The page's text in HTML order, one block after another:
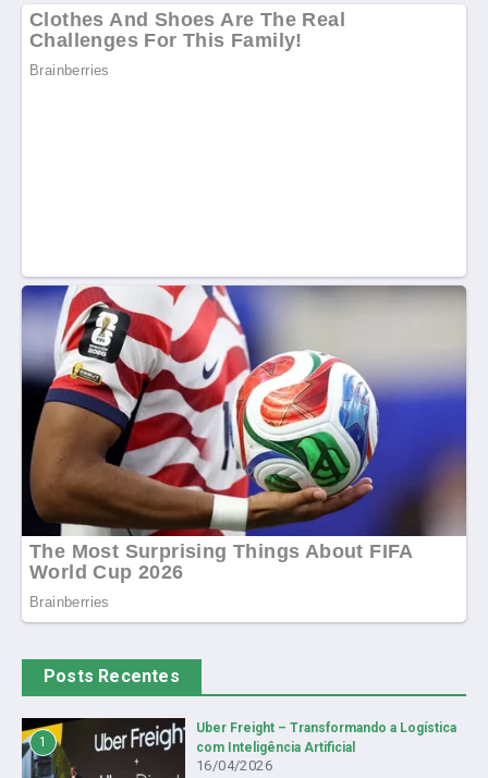
Posts Recentes
1
Uber Freight – Transformando a Logística
com Inteligência Artificial
16/04/2026